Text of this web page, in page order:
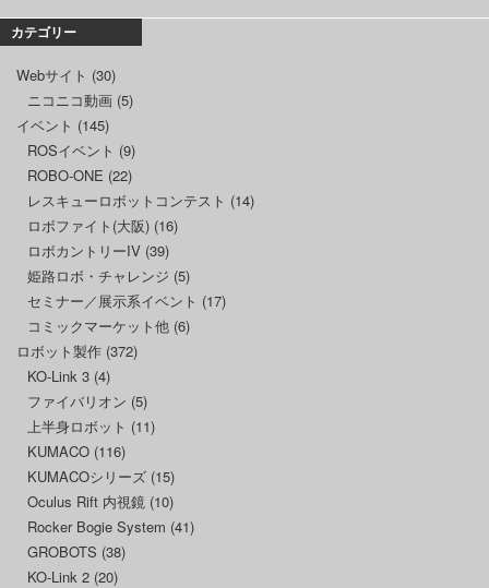
カテゴリー
Webサイト (30)
ニコニコ動画 (5)
イベント (145)
ROSイベント (9)
ROBO-ONE (22)
レスキューロボットコンテスト (14)
ロボファイト(大阪) (16)
ロボカントリーIV (39)
姫路ロボ・チャレンジ (5)
セミナー／展示系イベント (17)
コミックマーケット他 (6)
ロボット製作 (372)
KO-Link 3 (4)
ファイバリオン (5)
上半身ロボット (11)
KUMACO (116)
KUMACOシリーズ (15)
Oculus Rift 内視鏡 (10)
Rocker Bogie System (41)
GROBOTS (38)
KO-Link 2 (20)